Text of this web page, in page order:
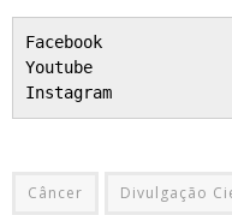
Facebook
Youtube
Instagram
Câncer Divulgação